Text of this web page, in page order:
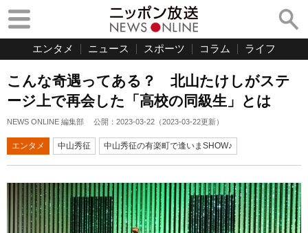
エンタメ ニュース スポーツ コラム ライフ
こんな奇遇ってある？ 北山たけしがステ
ージ上で再会した「高校の同級生」とは
NEWS ONLINE 編集部 公開： 2023-03-22 （2023-03-22更新）
エンタメ 中山秀征 中山秀征の有楽町で逢いまSHOW♪